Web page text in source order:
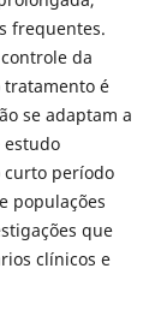
frequentes.
da
é
se adaptam a
estudo
curto período
populações
que
clínicos e